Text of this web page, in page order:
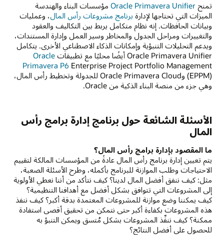
تمنح Oracle Primavera Unifier مؤسسات البناء والهندسة
الميزات التي تحتاجها لإدارة برنامج مشروعات رأس المال، وعمليات
وبيانات الحافظات. إنه نظام متكامل يربط بين التكاليف والعقود
والتغييرات ومراحل الجدول والمخاطر وسير العمل وإدارة المستندات،
ويدعم التحليلات التنبؤية وإمكانات الذكاء الاصطناعي الأخرى. يتكامل
Oracle Primavera Unifier أيضًا محليًا مع تطبيقات
Oracle
Primavera P6 Enterprise Project Portfolio Management
(EPPM) وOracle Primavera Cloud للجدولة وتخطيط رأس المال،
وهي جزء من منصة البناء الذكية من Oracle.
الأسئلة الشائعة حول برنامج إدارة برامج رأس
المال
ما المقصود بإدارة برامج رأس المال؟
يتم تعيين إدارة برنامج رأس المال عادةً من المؤسسات المالكة لتقييم
الاحتياجات وطلب الموازنة للبرنامج بأكمله، وطرح الأسئلة الصعبة،
مثل: كيف ننفق أفضل المال لدينا؟ كيف نتأكد من أننا نعطي الأولوية
إلى المشروعات التي تتوافق بشكل أفضل مع أهدافنا التنظيمية؟
كيف يمكننا وضع موازنة للمشروعات المعتمدة بدقة أكبر؟ كيف ننفذ
هذه المشروعات بكفاءة أكبر حتى نتمكن من تحقيق أقصى استفادة
ممكنة؟ كيف ننفِّذ المشروعات بشكل مُتسق ويمكن التنبؤ به
للحصول على أفضل النتائج؟